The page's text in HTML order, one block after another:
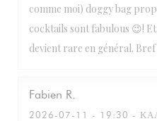
comme moi) doggy bag
cocktails sont fabulous 😉!
devient rare en général.
Fabien R
2026-07-11
- 19:30 -